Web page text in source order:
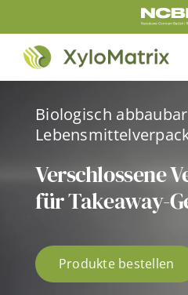
to
content
Zertifikate
Über uns
Biologisch
Verschlossene
für Takeaway-
Produkte bestellen